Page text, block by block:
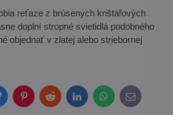
reťaze z brúsených krištáľových
doplní stropné svietidlá podobného
objednať v zlatej alebo striebornej
PinterestRedditLinkedInWhatsApp
E-
mail